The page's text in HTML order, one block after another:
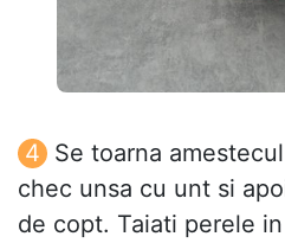
Se toarna
chec unsa cu unt si
de copt. Taiati perele